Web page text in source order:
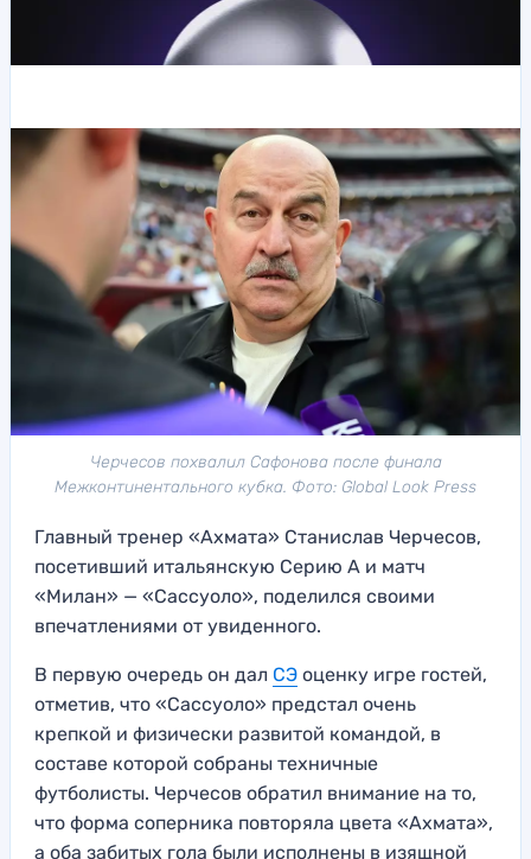
Черчесов похвалил Сафонова после финала
Межконтинентального кубка. Фото: Global Look Press
Главный тренер «Ахмата» Станислав Черчесов,
посетивший итальянскую Серию А и матч
«Милан» — «Сассуоло», поделился своими
впечатлениями от увиденного.
В первую очередь он дал СЭ оценку игре гостей,
отметив, что «Сассуоло» предстал очень
крепкой и физически развитой командой, в
составе которой собраны техничные
футболисты. Черчесов обратил внимание на то,
что форма соперника повторяла цвета «Ахмата»,
а оба забитых гола были исполнены в изящной